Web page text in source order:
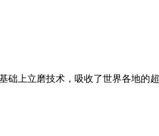
上立磨技术，吸收了世界各地的